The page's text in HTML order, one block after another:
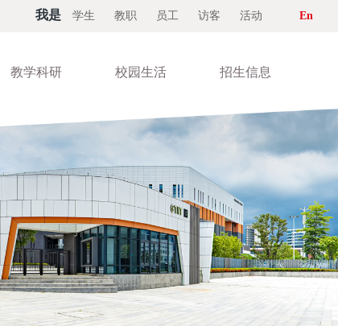
我是 学生 教职 员工 访客 活动 En
教学科研 校园生活 招生信息